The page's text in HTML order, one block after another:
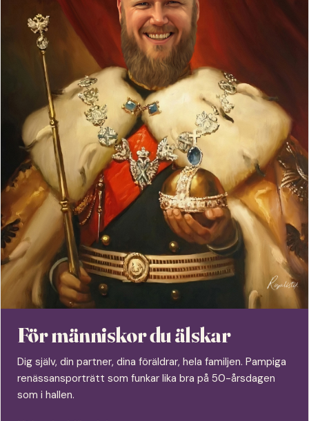
För människor du älskar
Dig själv, din partner, dina föräldrar, hela familjen. Pampiga
renässansporträtt som funkar lika bra på 50-årsdagen
som i hallen.